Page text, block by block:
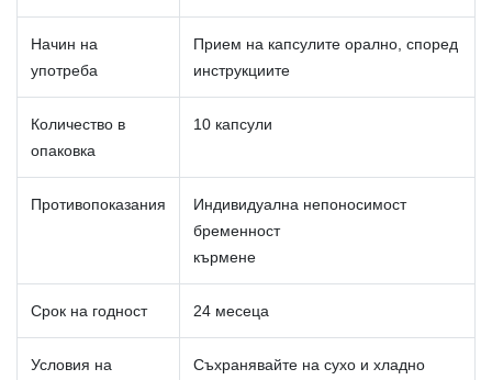
Начин на
употреба
Прием на капсулите орално, според
инструкциите
Количество в
опаковка
10 капсули
Противопоказания
Индивидуална непоносимост
бременност
кърмене
Срок на годност 24 месеца
Условия на
Съхранявайте на сухо и хладно